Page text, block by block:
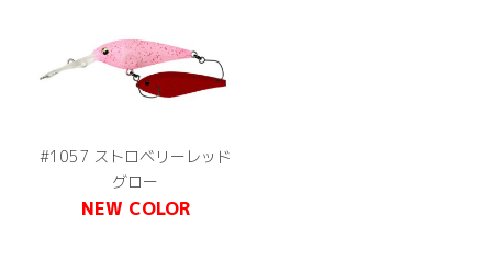
#1057 ストロベリーレッド
グロー
NEW COLOR